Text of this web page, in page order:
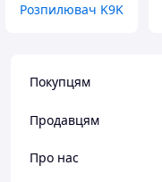
Розпилювач K9K
Покупцям
Продавцям
Про нас